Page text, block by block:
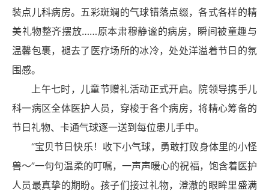
装点儿科病房。五彩斑斓的气球错落点缀，各式各样的精
美礼物整齐摆放……原本肃穆静谧的病房，瞬间被童趣与
温馨包裹，褪去了医疗场所的冰冷，处处洋溢着节日的氛
围感。
上午七时，儿童节赠礼活动正式开启。院领导携手儿
科一病区全体医护人员，穿梭于各个病房，将精心筹备的
节日礼物、 卡通气球逐一送到每位患儿手中。
“宝贝节日快乐！收下小气球，勇敢打败身体里的小怪
兽～”一句句温柔的叮嘱，一声声暖心的祝福，饱含着医护
人员最真挚的期盼。孩子们接过礼物，澄澈的眼眸里盛满